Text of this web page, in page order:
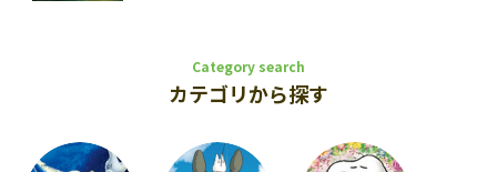
Category search
カテゴリから探す